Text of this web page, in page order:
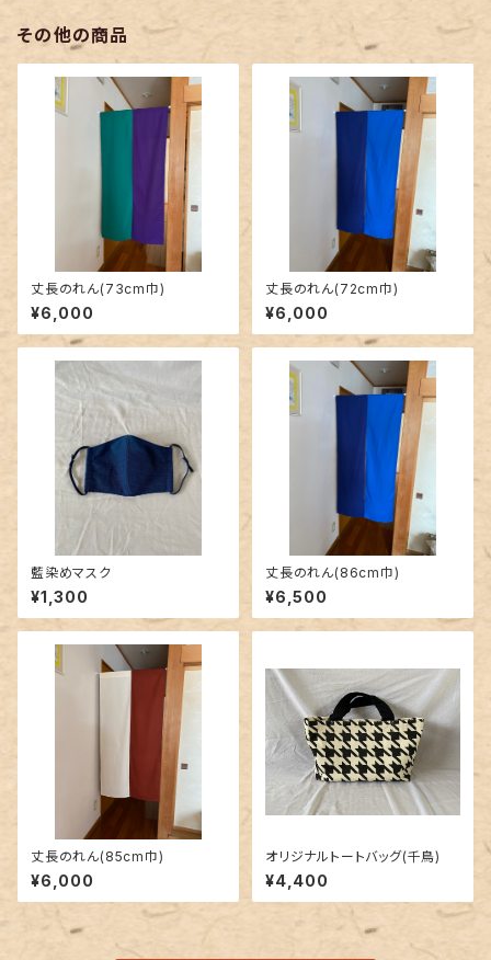
その他の商品
丈長のれん(73cm巾)
¥6,000
丈長のれん(72cm巾)
¥6,000
藍染めマスク
¥1,300
丈長のれん(86cm巾)
¥6,500
丈長のれん(85cm巾)
¥6,000
オリジナルトートバッグ(千鳥)
¥4,400